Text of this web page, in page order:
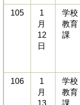
105
1
月
12
日
学校
教育
課
106
1
月
13
学校
教育
課